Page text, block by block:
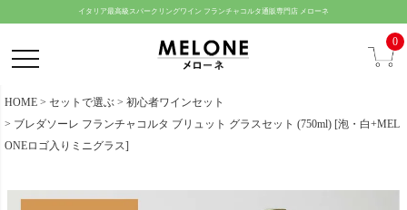
イタリア最高級スパークリングワイン フランチャコルタ通販専門店 メローネ
0
HOME セットで選ぶ
初心者ワインセット
ブレダソーレ フランチャコルタ ブリュット グラスセット (750ml) [泡・白+MEL
ONEロゴ入りミニグラス]
ジト
ップ